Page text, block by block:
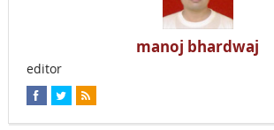
manoj bhardwaj
editor